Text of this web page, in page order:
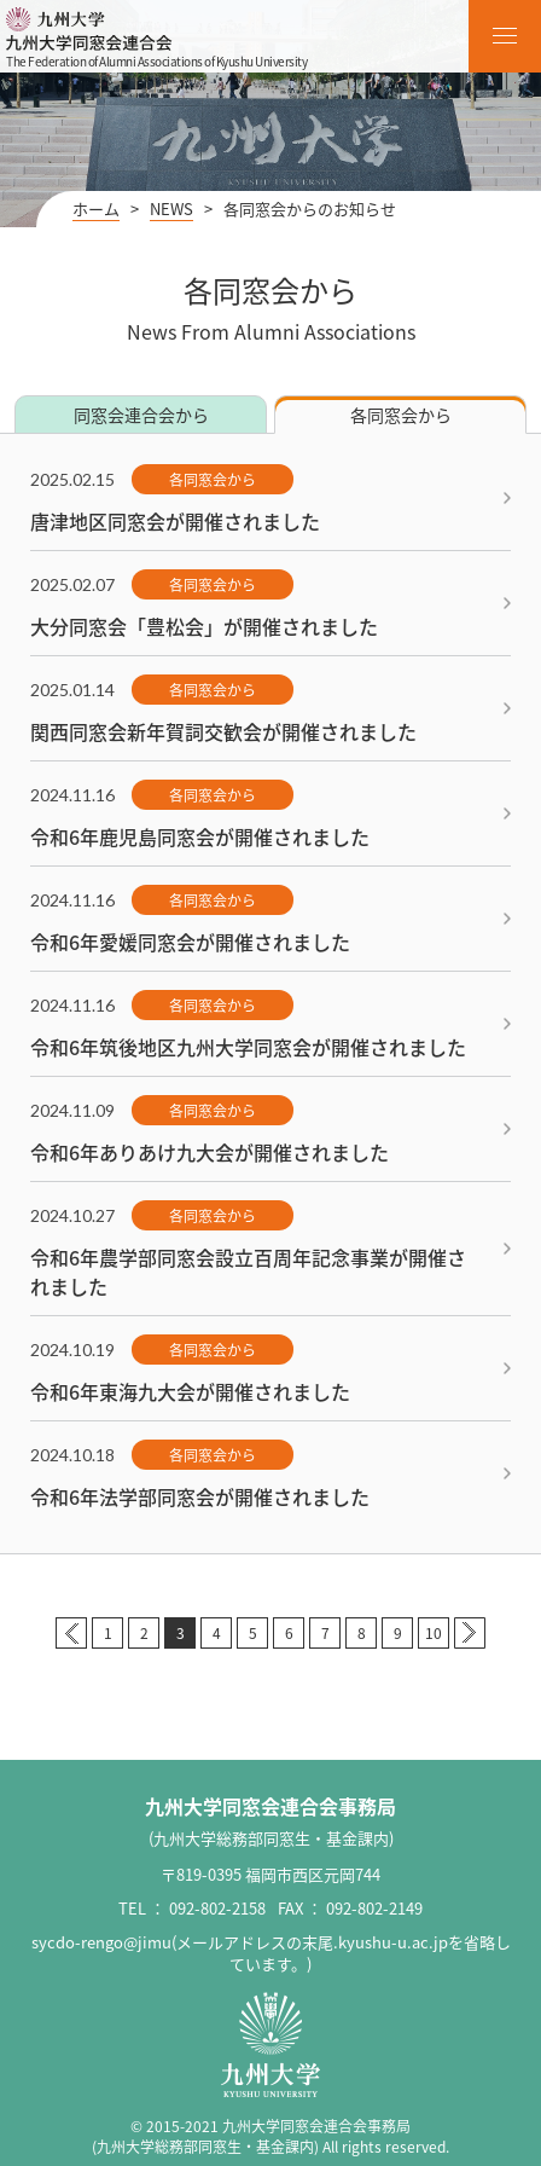
The Federation of Alumni Associations of Kyushu University
ホーム > NEWS > 各同窓会からのお知らせ
各同窓会から
News From Alumni Associations
同窓会連合会から 各同窓会から
2025.02.15 各同窓会から
唐津地区同窓会が開催されました
2025.02.07 各同窓会から
大分同窓会「豊松会」が開催されました
2025.01.14 各同窓会から
関西同窓会新年賀詞交歓会が開催されました
2024.11.16 各同窓会から
令和6年鹿児島同窓会が開催されました
2024.11.16 各同窓会から
令和6年愛媛同窓会が開催されました
2024.11.16 各同窓会から
令和6年筑後地区九州大学同窓会が開催されました
2024.11.09 各同窓会から
令和6年ありあけ九大会が開催されました
2024.10.27 各同窓会から
令和6年農学部同窓会設立百周年記念事業が開催さ
れました
2024.10.19 各同窓会から
令和6年東海九大会が開催されました
2024.10.18 各同窓会から
令和6年法学部同窓会が開催されました
1 2 3 4 5 6 7 8 9 10
九州大学同窓会連合会事務局
(九州大学総務部同窓生・基金課内)
〒819-0395 福岡市西区元岡744
TEL ： 092-802-2158 FAX ： 092-802-2149
sycdo-rengo@jimu(メールアドレスの末尾.kyushu-u.ac.jpを省略し
ています。)
© 2015-2021 九州大学同窓会連合会事務局
(九州大学総務部同窓生・基金課内) All rights reserved.